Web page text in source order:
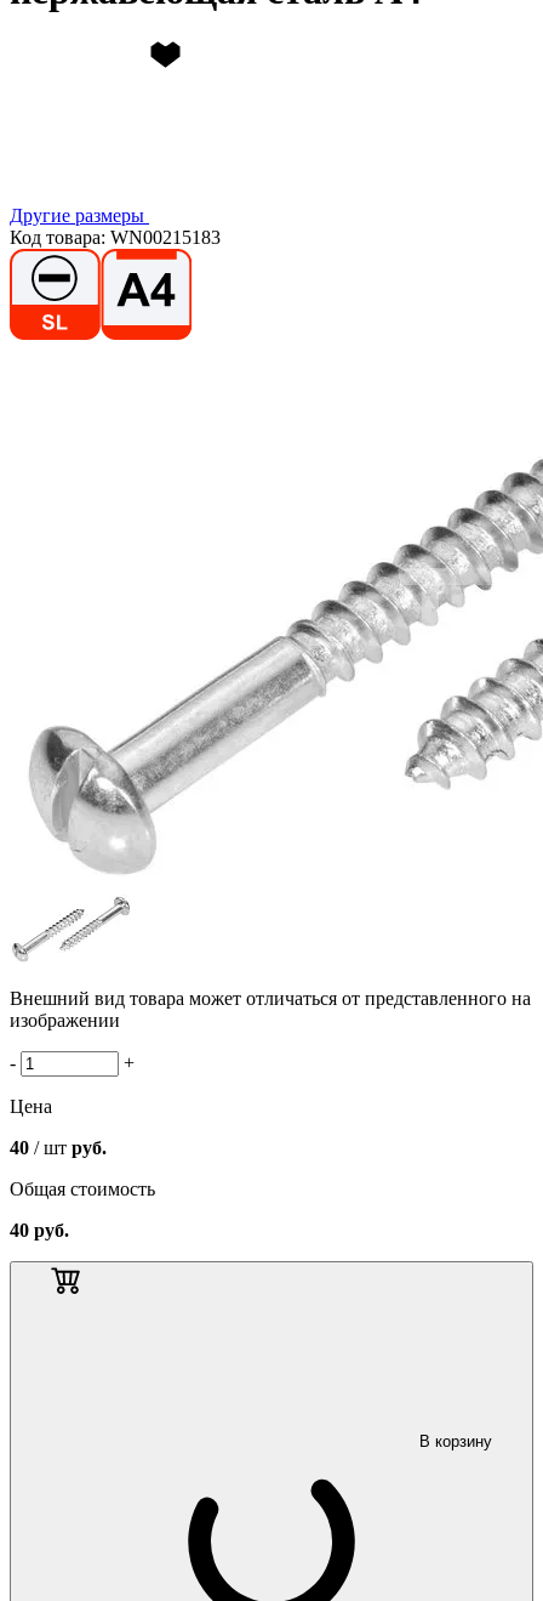
Другие размеры
Код товара: WN00215183
Внешний вид товара может отличаться от представленного на
изображении
- +
Цена
40 / шт руб.
Общая стоимость
40 руб.
В корзину